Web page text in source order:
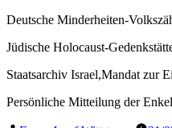
Deutsche Minderheiten-
Jüdische Holocaust-
Staatsarchiv Israel,Mandat zur
Persönliche Mitteilung der